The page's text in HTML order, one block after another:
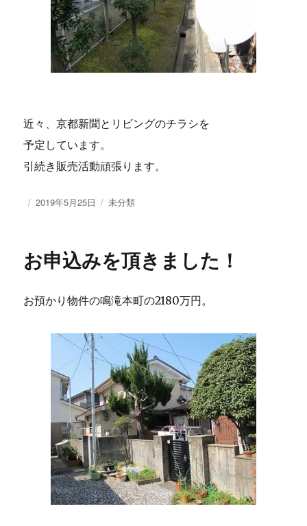
近々、京都新聞とリビングのチラシを
予定しています。
引続き販売活動頑張ります。
投
2019年5月25日
カ
ー
未分類
お申込みを頂きました！
お預かり物件の鳴滝本町の2180万円。